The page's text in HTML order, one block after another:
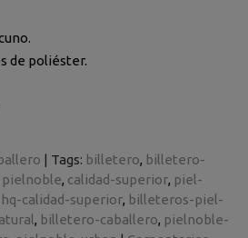
de poliéster.
Tags: billetero billetero-
pielnoble calidad-superior piel-
hq-calidad-superior billeteros-piel-
billetero-caballero pielnoble-